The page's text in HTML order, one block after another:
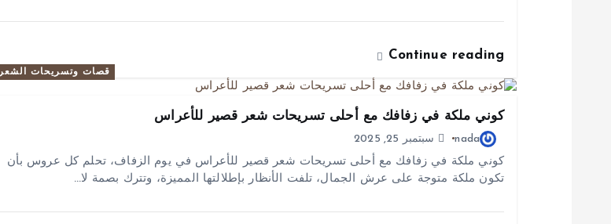
Continue reading
قصات وتسريحات الشعر
كوني ملكة في زفافك مع أحلى تسريحات شعر قصير للأعراس
nada
سبتمبر 25, 2025
كوني ملكة في زفافك مع أحلى تسريحات شعر قصير للأعراس في يوم الزفاف، تحلم كل عروس بأن
تكون ملكة متوجة على عرش الجمال، تلفت الأنظار بإطلالتها المميزة، وتترك بصمة لا…